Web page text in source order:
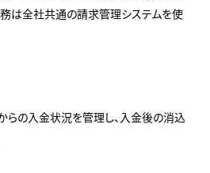
は全社共通の請求管理システムを使
らの入金状況を管理し、入金後の消込